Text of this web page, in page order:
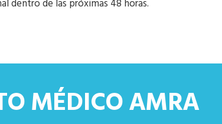
dentro de las próximas 48 horas.
MÉDICO AMRA